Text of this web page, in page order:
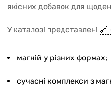
якісних добавок для
У каталозі представлені
магній у різних формах;
сучасні комплекси з